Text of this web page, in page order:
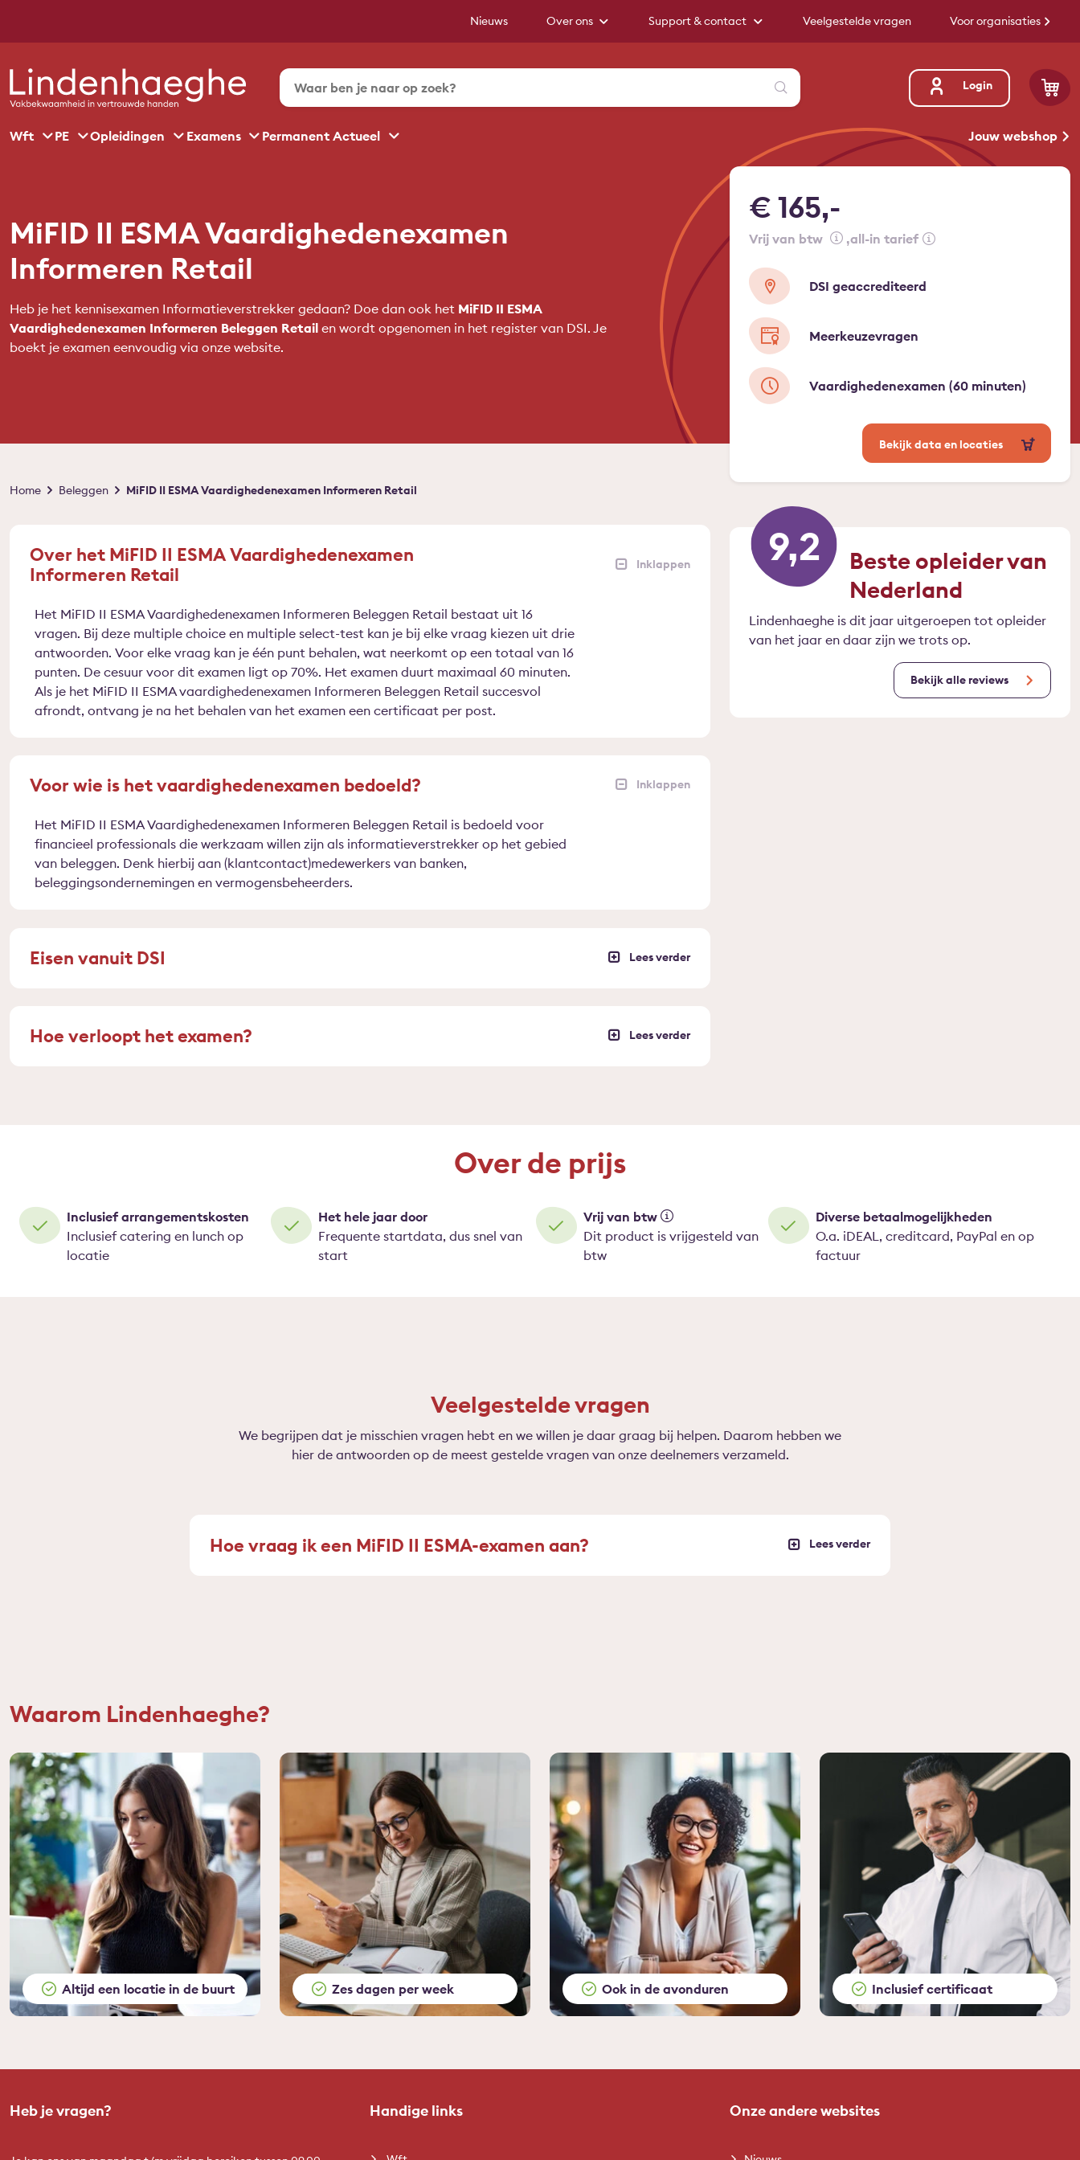
Nieuws Over ons Support & contact Veelgestelde vragen Voor organisaties
Zoeken Login
Wft PE Opleidingen Examens Permanent Actueel Jouw webshop
MiFID II ESMA Vaardighedenexamen
Informeren Retail
Heb je het kennisexamen Informatieverstrekker gedaan? Doe dan ook het MiFID II ESMA
Vaardighedenexamen Informeren Beleggen Retail en wordt opgenomen in het register van DSI. Je
boekt je examen eenvoudig via onze website.
€ 165,-
vrij van btw all-in tarief
DSI geaccrediteerd
Meerkeuzevragen
Vaardighedenexamen (60 minuten)
Bekijk data en locaties
Kruimelpad
Home Beleggen MiFID II ESMA Vaardighedenexamen Informeren Retail
Over het MiFID II ESMA Vaardighedenexamen
Informeren Retail
Het MiFID II ESMA Vaardighedenexamen Informeren Beleggen Retail bestaat uit 16
vragen. Bij deze multiple choice en multiple select-test kan je bij elke vraag kiezen uit drie
antwoorden. Voor elke vraag kan je één punt behalen, wat neerkomt op een totaal van 16
punten. De cesuur voor dit examen ligt op 70%. Het examen duurt maximaal 60 minuten.
Als je het MiFID II ESMA vaardighedenexamen Informeren Beleggen Retail succesvol
afrondt, ontvang je na het behalen van het examen een certificaat per post.
Voor wie is het vaardighedenexamen bedoeld?
Het MiFID II ESMA Vaardighedenexamen Informeren Beleggen Retail is bedoeld voor
financieel professionals die werkzaam willen zijn als informatieverstrekker op het gebied
van beleggen. Denk hierbij aan (klantcontact)medewerkers van banken,
beleggingsondernemingen en vermogensbeheerders.
Eisen vanuit DSI
Hoe verloopt het examen?
9,2
Beste opleider van
Nederland
Lindenhaeghe is dit jaar uitgeroepen tot opleider
van het jaar en daar zijn we trots op.
Bekijk alle reviews
Over de prijs
Inclusief arrangementskosten
Inclusief catering en lunch op
locatie
Het hele jaar door
Frequente startdata, dus snel van
start
Vrij van btw
Dit product is vrijgesteld van
btw
Diverse betaalmogelijkheden
O.a. iDEAL, creditcard, PayPal en op
factuur
Veelgestelde vragen
We begrijpen dat je misschien vragen hebt en we willen je daar graag bij helpen. Daarom hebben we
hier de antwoorden op de meest gestelde vragen van onze deelnemers verzameld.
Hoe vraag ik een MiFID II ESMA-examen aan?
Waarom Lindenhaeghe?
Altijd een locatie in de buurt Zes dagen per week Ook in de avonduren Inclusief certificaat
Heb je vragen? Handige links Onze andere websites